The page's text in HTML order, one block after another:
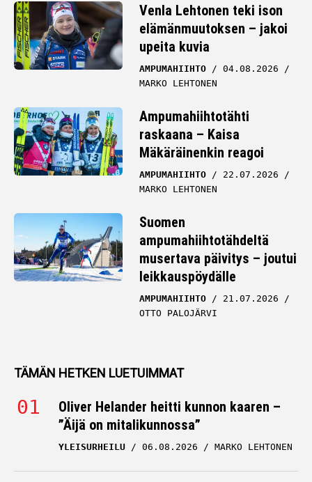
Venla Lehtonen teki ison
elämänmuutoksen – jakoi
upeita kuvia
AMPUMAHIIHTO
04.08.2026
MARKO LEHTONEN
Ampumahiihtotähti
raskaana – Kaisa
Mäkäräinenkin reagoi
AMPUMAHIIHTO
22.07.2026
MARKO LEHTONEN
Suomen
ampumahiihtotähdeltä
musertava päivitys – joutui
leikkauspöydälle
AMPUMAHIIHTO
21.07.2026
OTTO PALOJÄRVI
TÄMÄN HETKEN LUETUIMMAT
Oliver Helander heitti kunnon kaaren –
”Äijä on mitalikunnossa”
YLEISURHEILU 06.08.2026 MARKO LEHTONEN